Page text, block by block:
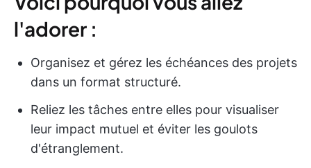
l'adorer :
Organisez et gérez les échéances des projets
dans un format structuré.
Reliez les tâches entre elles pour visualiser
leur impact mutuel et éviter les goulots
d'étranglement.